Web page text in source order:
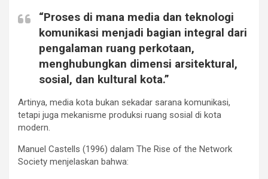
“Proses di mana media dan teknologi
komunikasi menjadi bagian integral dari
pengalaman ruang perkotaan,
menghubungkan dimensi arsitektural,
sosial, dan kultural kota.”
Artinya, media kota bukan sekadar sarana komunikasi,
tetapi juga mekanisme produksi ruang sosial di kota
modern.
Manuel Castells (1996) dalam The Rise of the Network
Society menjelaskan bahwa: